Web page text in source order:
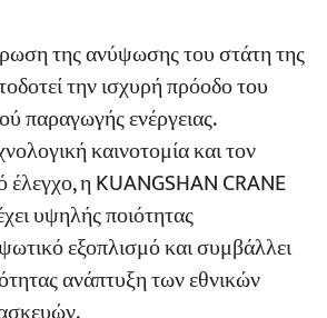
της ανύψωσης του στάτη της
την ισχυρή πρόοδο του
παραγωγής ενέργειας.
καινοτομία και τον
έλεγχο, η KUANGSHAN CRANE
υψηλής ποιότητας
εξοπλισμό και συμβάλλει
ανάπτυξη των εθνικών